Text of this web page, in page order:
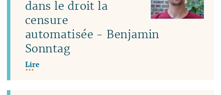
dans le droit la
censure
automatisée - Benjamin
Sonntag
Lire